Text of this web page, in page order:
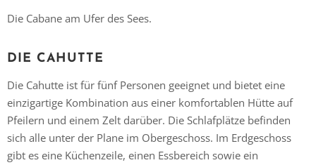
Die Cabane am Ufer des Sees.
DIE CAHUTTE
Die Cahutte ist für fünf Personen geeignet und bietet eine
einzigartige Kombination aus einer komfortablen Hütte auf
Pfeilern und einem Zelt darüber. Die Schlafplätze befinden
sich alle unter der Plane im Obergeschoss. Im Erdgeschoss
gibt es eine Küchenzeile, einen Essbereich sowie ein